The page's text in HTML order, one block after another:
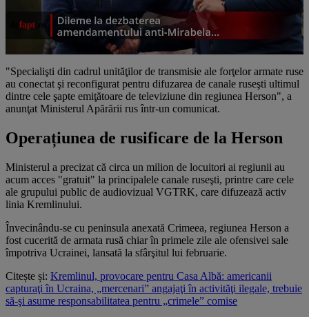
"Specialişti din cadrul unităţilor de transmisie ale forţelor armate ruse
au conectat şi reconfigurat pentru difuzarea de canale ruseşti ultimul
dintre cele şapte emiţătoare de televiziune din regiunea Herson", a
anunţat Ministerul Apărării rus într-un comunicat.
Operațiunea de rusificare de la Herson
Ministerul a precizat că circa un milion de locuitori ai regiunii au
acum acces "gratuit" la principalele canale ruseşti, printre care cele
ale grupului public de audiovizual VGTRK, care difuzează activ
linia Kremlinului.
Învecinându-se cu peninsula anexată Crimeea, regiunea Herson a
fost cucerită de armata rusă chiar în primele zile ale ofensivei sale
împotriva Ucrainei, lansată la sfârşitul lui februarie.
Citește și: Kremlinul, provocare pentru Casa Albă: americanii
capturaţi în Ucraina, „mercenari” angajaţi în activităţi ilegale, trebuie
să-şi asume responsabilitatea pentru „crimele” comise